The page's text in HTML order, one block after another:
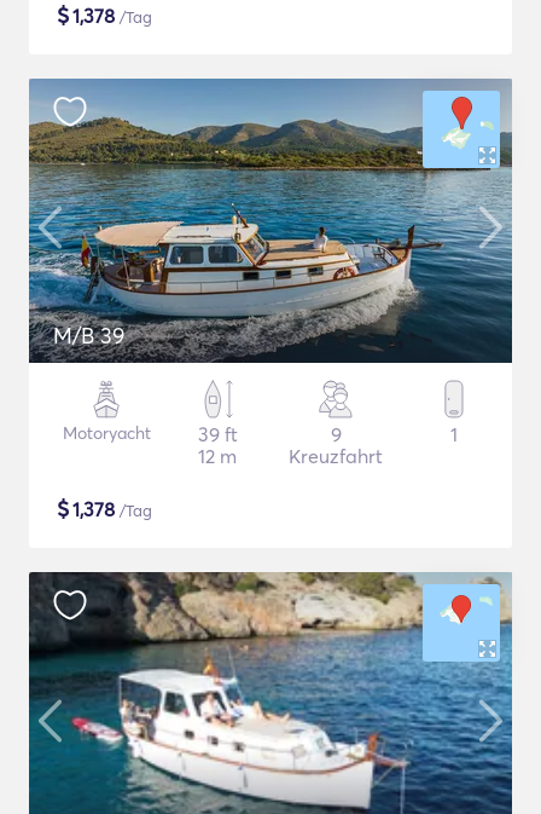
$1,378 /Tag
M/B 39
Motoryacht
39 ft
12 m
9
Kreuzfahrt
1
$1,378 /Tag